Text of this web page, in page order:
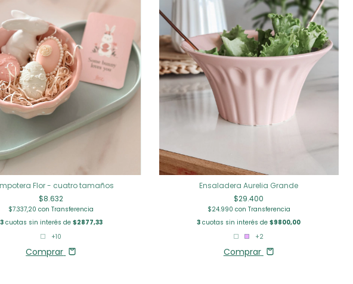
Flor - cuatro tamaños
$8.632
$7.337,20con Transferencia
3cuotas sin interés de $2877,33
+10
Comprar
Ensaladera Aurelia Grande
$29.400
$24.990 con Transferencia
3 cuotas sin interés de$9800,00
+2
Comprar